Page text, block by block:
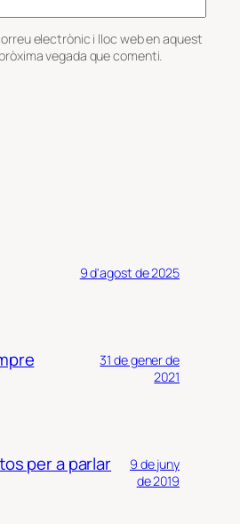
electrònic i lloc web en aquest
vegada que comenti.
9 d'agost de 2025
31 de gener de
2021
per a parlar
9 de juny
de 2019